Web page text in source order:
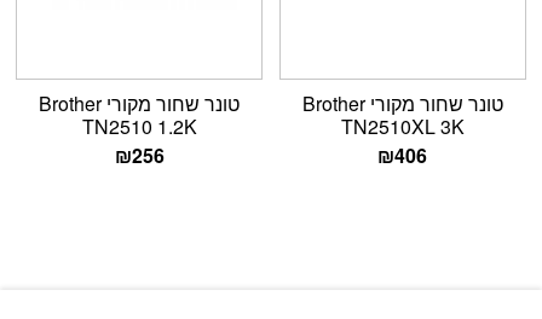
טונר שחור מקורי Brother
TN2510XL 3K
₪406
טונר שחור מקורי Brother
TN2510 1.2K
₪256